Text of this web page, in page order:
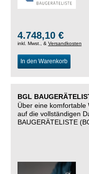
4.748,10 €
inkl. Mwst., & Versandkosten
In den Warenkorb
BGL
Über eine
auf die vollständigen
BAUGERÄTELISTE